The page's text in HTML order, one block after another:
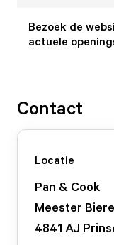
Bezoek de
actuele
Contact
Locatie
Pan & Cook
Meester
4841 AJ